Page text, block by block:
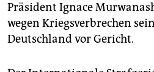
Präsident Ignace
wegen Kriegsverbrechen
Deutschland vor Gericht.